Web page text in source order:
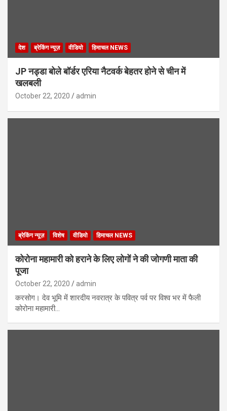
देश ब्रेकिंग न्यूज़ वीडियो हिमाचल NEWS
JP नड्डा बोले बॉर्डर एरिया नैटवर्क बेहतर होने से चीन में
खलबली
October 22, 2020 admin
ब्रेकिंग न्यूज़ विशेष वीडियो हिमाचल NEWS
कोरोना महामारी को हराने के लिए लोगों ने की जोगणी माता की
पूजा
October 22, 2020 admin
करसोग। देव भूमि में शारदीय नवरात्र के पवित्र पर्व पर विश्व भर में फैली
कोरोना महामारी…